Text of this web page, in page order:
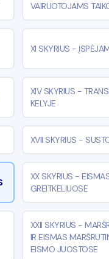
VAIRUOTOJAMS
XI SKYRIUS -
XIV SKYRIUS -
KELYJE
XVII SKYRIUS -
XX SKYRIUS -
GREITKELIUOSE
XXII SKYRIUS -
IR EISMAS
EISMO JUOSTOSE